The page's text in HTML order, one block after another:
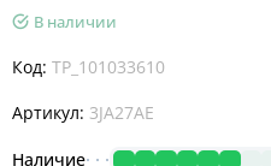
В наличии
Код: TP_101033610
Артикул: 3JA27AE
Наличие